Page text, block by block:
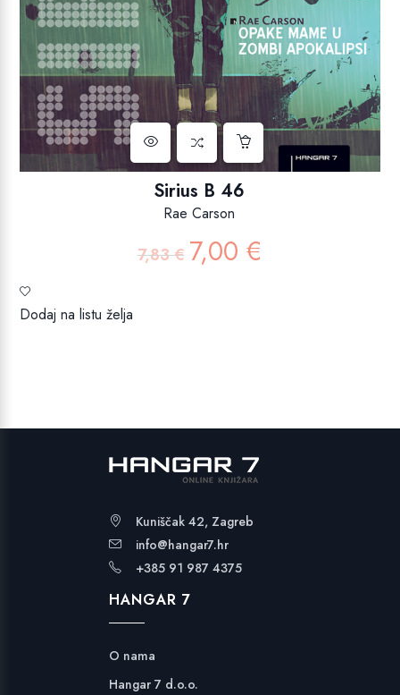
Sirius B 46
Rae Carson
7,83€ Izvorna
cijena
7,00 €
Dodaj na listu želja
Kuniščak 42, Zagreb
info@hangar7.hr
+385 91 987 4375
HANGAR 7
O nama
Hangar 7 d.o.o.